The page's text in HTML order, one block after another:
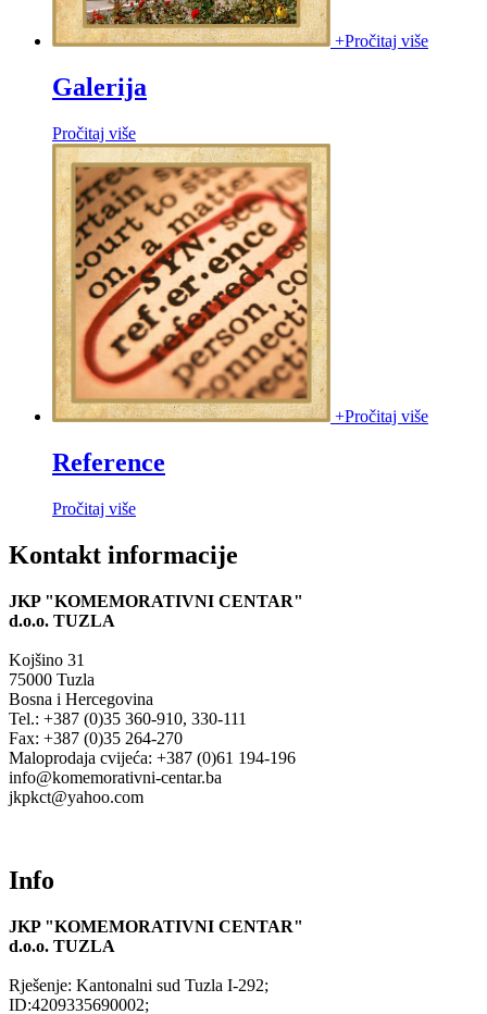
+Pročitaj više
Galerija
Pročitaj više
+Pročitaj više
Reference
Pročitaj više
Kontakt informacije
JKP "KOMEMORATIVNI CENTAR"
d.o.o. TUZLA
Kojšino 31
75000 Tuzla
Bosna i Hercegovina
Tel.: +387 (0)35 360-910, 330-111
Fax: +387 (0)35 264-270
Maloprodaja cvijeća: +387 (0)61 194-196
info@komemorativni-centar.ba
jkpkct@yahoo.com
Info
JKP "KOMEMORATIVNI CENTAR"
d.o.o. TUZLA
Rješenje: Kantonalni sud Tuzla I-292;
ID:4209335690002;